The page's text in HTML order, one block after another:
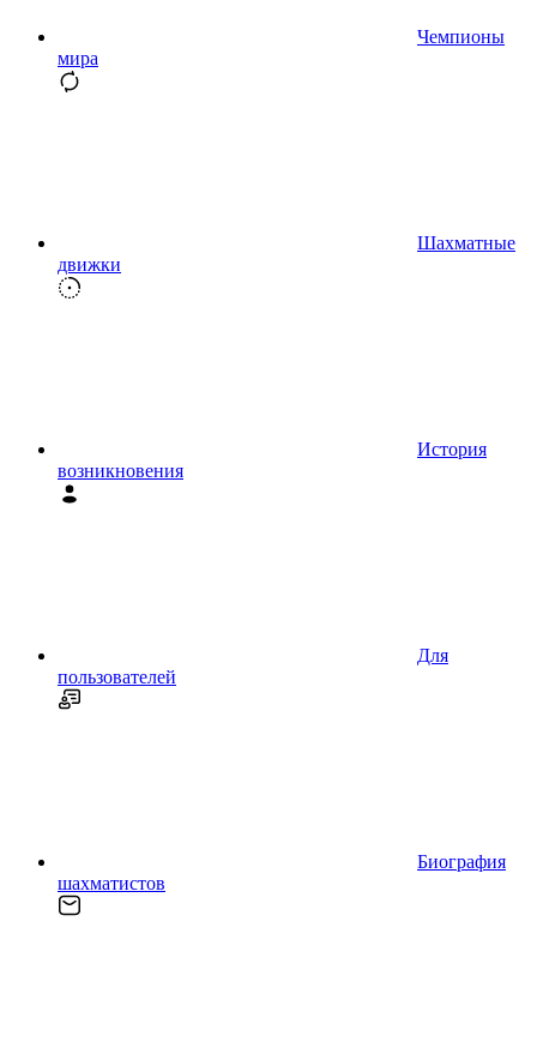
Чемпионы
мира
Шахматные
движки
История
возникновения
Для
пользователей
Биография
шахматистов